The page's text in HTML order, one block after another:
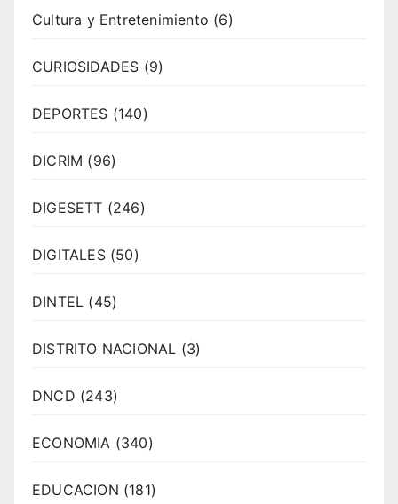
Cultura y Entretenimiento (6)
CURIOSIDADES (9)
DEPORTES (140)
DICRIM (96)
DIGESETT (246)
DIGITALES(50)
DINTEL (45)
DISTRITO NACIONAL (3)
DNCD (243)
ECONOMIA (340)
EDUCACION (181)